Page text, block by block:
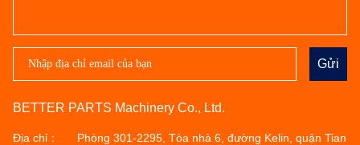
Gửi
BETTER PARTS Machinery Co., Ltd.
Địa chỉ：
Phòng 301-2295, Tòa nhà 6, đường Kelin, quận Tian